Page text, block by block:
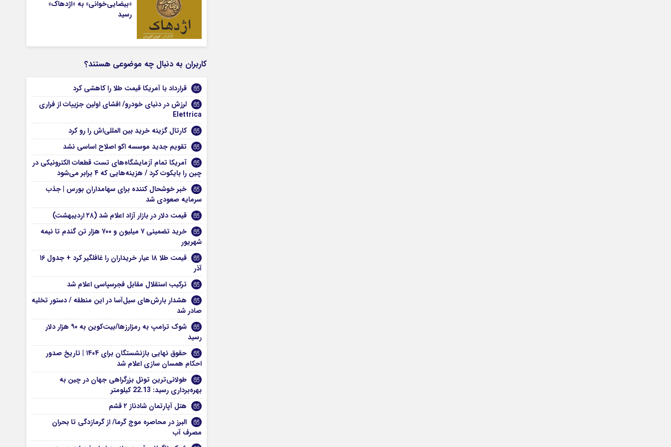
«بیضایی‌خوانی» به «اژدهاک»
رسید
کاربران به دنبال چه موضوعی هستند؟
قرارداد با آمریکا قیمت طلا را کاهشی کرد
لرزش در دنیای خودرو/ افشای اولین جزییات از فراری
Elettrica
کارتال گزینه خرید بین المللی‌اش را رو کرد
تقویم جدید موسسه اکو اصلاح اساسی نشد
آمریکا تمام آزمایشگاه‌های تست قطعات الکترونیکی در
چین را بایکوت کرد / هزینه‌هایی که ۴ برابر می‌شود
خبر خوشحال کننده برای سهامداران بورس | جذب
سرمایه صعودی شد
قیمت دلار در بازار آزاد اعلام شد (۲۸ اردیبهشت)
خرید تضمینی ۷ میلیون و ۷۰۰ هزار تن گندم تا نیمه
شهریور
قیمت طلا ۱۸ عیار خریداران را غافلگیر کرد + جدول ۱۶
آذر
ترکیب استقلال مقابل فجرسپاسی اعلام شد
هشدار بارش‌های سیل‌آسا در این منطقه / دستور تخلیه
صادر شد
شوک ترامپ به رمزارزها/بیت‌کوین به ۹۰ هزار دلار
رسید
حقوق نهایی بازنشستگان برای ۱۴۰۴ | تاریخ صدور
احکام همسان سازی اعلام شد
طولانی‌ترین تونل بزرگراهی جهان در چین به
بهره‌برداری رسید: 22.13 کیلومتر
هتل آپارتمان شادناز ۲ قشم
البرز در محاصره موج گرما/ از گرمازدگی تا بحران
مصرف آب